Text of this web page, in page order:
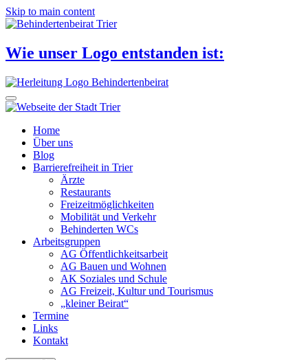
Skip to main content
Wie unser Logo entstanden ist:
Home
Über uns
Blog
Barrierefreiheit in Trier
Ärzte
Restaurants
Freizeitmöglichkeiten
Mobilität und Verkehr
Behinderten WCs
Arbeitsgruppen
AG Öffentlichkeitsarbeit
AG Bauen und Wohnen
AK Soziales und Schule
AG Freizeit, Kultur und Tourismus
„kleiner Beirat“
Termine
Links
Kontakt